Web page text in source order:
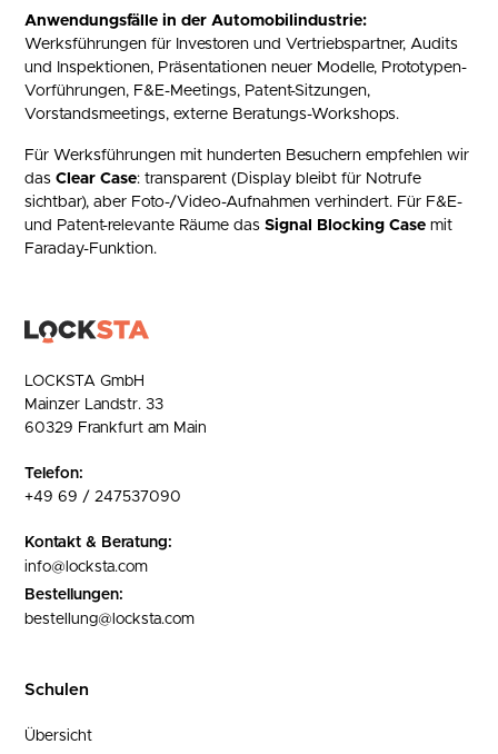
Anwendungsfälle in der Automobilindustrie:
Werksführungen für Investoren und Vertriebspartner, Audits
und Inspektionen, Präsentationen neuer Modelle, Prototypen-
Vorführungen, F&E-Meetings, Patent-Sitzungen,
Vorstandsmeetings, externe Beratungs-Workshops.
Für Werksführungen mit hunderten Besuchern empfehlen wir
dasClear Case: transparent (Display bleibt für Notrufe
sichtbar), aber Foto-/Video-Aufnahmen verhindert. Für F&E-
und Patent-relevante Räume dasSignal Blocking Case mit
Faraday-Funktion.
LOCKSTA GmbH
Mainzer Landstr. 33
60329 Frankfurt am Main
Telefon:
+49 69 / 247537090
Kontakt & Beratung:
info@locksta.com
Bestellungen:
bestellung@locksta.com
Schulen
Übersicht